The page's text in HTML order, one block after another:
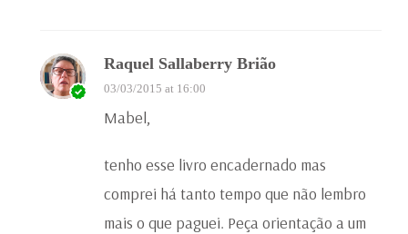
Raquel Sallaberry Brião
03/03/2015 at 16:00
Mabel,
tenho esse livro encadernado mas
comprei há tanto tempo que não lembro
mais o que paguei. Peça orientação a um